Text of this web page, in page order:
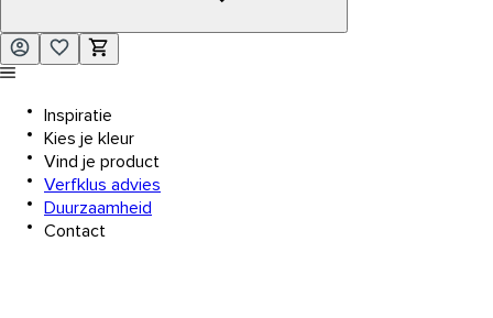
Inspiratie
Kies je kleur
Vind je product
Verfklus advies
Duurzaamheid
Contact